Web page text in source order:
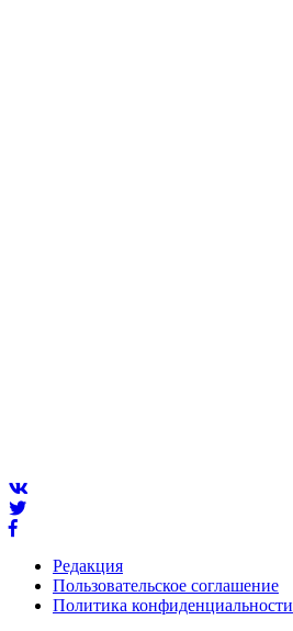
Редакция
Пользовательское соглашение
Политика конфиденциальности